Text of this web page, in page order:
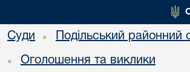
Суди • Подільський районний
• Оголошення та виклики